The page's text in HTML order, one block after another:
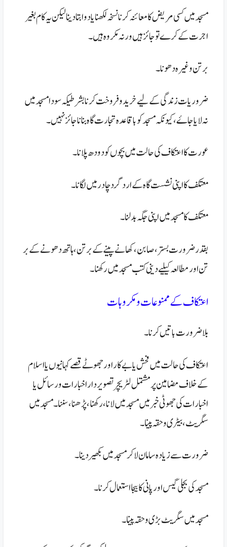
مسجد میں کسی مریض کا معائنہ کر نا نسخہ لکھنا یا دوا بتا دینا لیکن یہ کام بغیر
اجرت کے کرے تو جائز ہیں ورنہ مکر وہ ہیں ۔
بر تن و غیر ہ دھونا۔
ضروریات زندگی کےلیے خرید و فروخت کر نا بشرطیکہ سودا مسجد میں
نہ لایا جاۓ ، کیونکہ مسجد کو با قاعدہ تجارت گاہ بنانا جائز نہیں۔
عورت کا اعتکاف کی حالت میں بچوں کو دودھ پلانا۔
معتکف کا اپنی نشست گاہ کے ارد گرد چادر میں لگانا۔
معتکف کا مسجد میں اپنی جگہ بدلنا۔
بقدر ضرورت بستر ، صابن، کھانے پینے کے برتن، ہاتھ دھونے کے بر
تن اور مطالعہ کیلیے دینی کتب مسجد میں رکھنا۔
اعتکاف کے ممنوعات و مکروہات
بلا ضرورت باتیں کرنا۔
اعتکاف کی حالت میں فحش یا بے کار اور جھوٹے قصے کہانیوں یا اسلام
کے خلاف مضامین پر مشتمل لٹریچر تصویردار اخبارات و رسائل یا
اخبارات کی جھوٹی خبر میں مسجد میں لانا، رکھنا، پڑھنا، سننا۔ مسجد میں
سگریٹ ، بیٹری وحقہ پینا۔
ضرورت سے زیادہ سامان لا کر مسجد میں بکھیر دینا۔
مسجد کی بجلی گیس اور پانی کا بیجا استعمال کرنا۔
مسجد میں سگریٹ بڑی و حقہ پینا۔